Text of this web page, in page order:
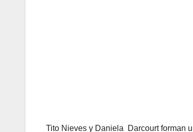
Tito Nieves y Daniela Darcourt forman